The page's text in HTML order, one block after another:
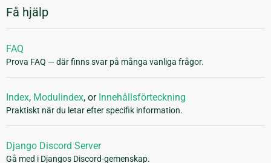
Få hjälp
FAQ
Prova FAQ — där finns svar på många vanliga frågor.
Index, Modulindex, or Innehållsförteckning
Praktiskt när du letar efter specifik information.
Django Discord Server
Gå med i Djangos Discord-gemenskap.